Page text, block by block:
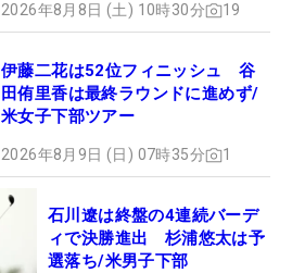
2026年8月8日 (土) 10時30分 19
伊藤二花は52位フィニッシュ 谷
田侑里香は最終ラウンドに進めず/
米女子下部ツアー
2026年8月9日 (日) 07時35分 1
石川遼は終盤の4連続バーデ
ィで決勝進出 杉浦悠太は予
選落ち/米男子下部